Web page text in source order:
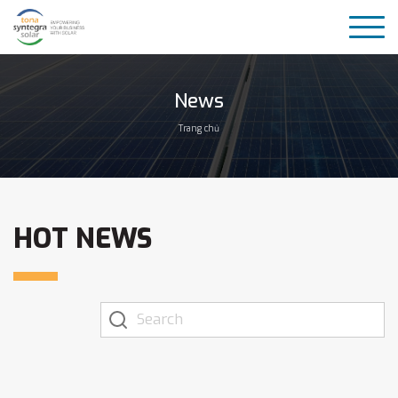
News
Trang chủ
HOT NEWS